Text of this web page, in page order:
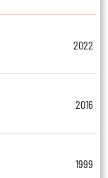
2022
2016
1999